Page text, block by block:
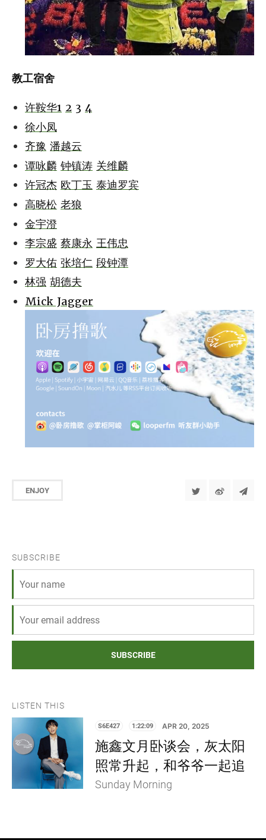
教工宿舍
许鞍华1 2 3 4
徐小凤
齐豫 潘越云
谭咏麟 钟镇涛 关维麟
许冠杰 欧丁玉 泰迪罗宾
高晓松 老狼
金宇澄
李宗盛 蔡康永 王伟忠
罗大佑 张培仁 段钟潭
林强 胡德夫
Mick Jagger
ENJOY
SUBSCRIBE
SUBSCRIBE
LISTEN THIS
S6E427 1:22:09 APR 20, 2025
施鑫文月卧谈会，灰太阳
照常升起，和爷爷一起追
Sunday Morning